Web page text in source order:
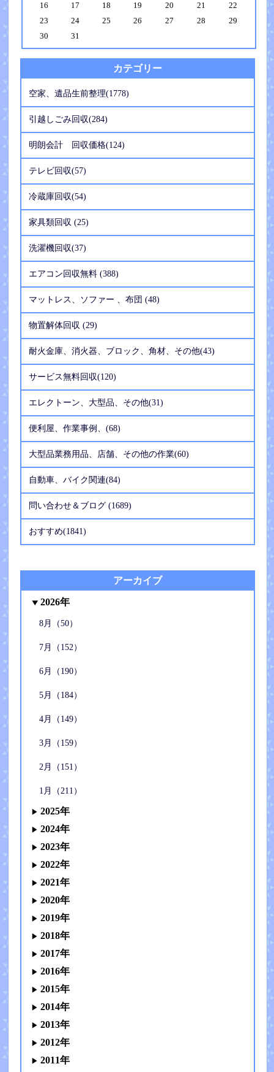
16
17 18 19 20 21
22
23
24 25 26 27 28
29
30
31
カテゴリー
空家、遺品生前整理(1778)
引越しごみ回収(284)
明朗会計 回収価格(124)
テレビ回収(57)
冷蔵庫回収(54)
家具類回収 (25)
洗濯機回収(37)
エアコン回収無料 (388)
マットレス、ソファー 、布団 (48)
物置解体回収 (29)
耐火金庫、消火器、ブロック、角材、その他(43)
サービス無料回収(120)
エレクトーン、大型品、その他(31)
便利屋、作業事例、(68)
大型品業務用品、店舗、その他の作業(60)
自動車、バイク関連(84)
問い合わせ＆ブログ (1689)
おすすめ(1841)
アーカイブ
2026年
8月（50）
7月（152）
6月（190）
5月（184）
4月（149）
3月（159）
2月（151）
1月（211）
2025年
2024年
2023年
2022年
2021年
2020年
2019年
2018年
2017年
2016年
2015年
2014年
2013年
2012年
2011年